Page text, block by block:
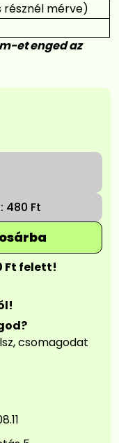
mérve)
et enged az
480 Ft
Ft felett!
csomagodat